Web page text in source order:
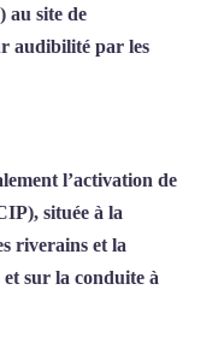
au site de
audibilité par les
l’activation de
située à la
riverains et la
sur la conduite à